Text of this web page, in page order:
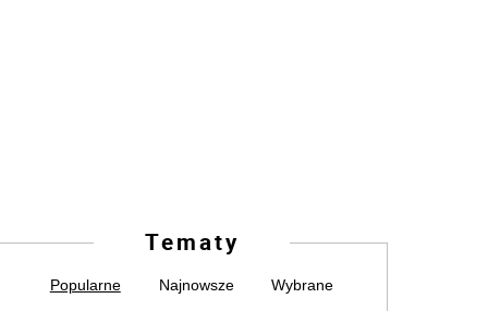
Tematy
Popularne Najnowsze Wybrane